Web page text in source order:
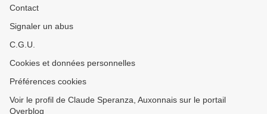
Contact
Signaler un abus
C.G.U.
Cookies et données personnelles
Préférences cookies
Voir le profil de Claude Speranza, Auxonnais sur le portail
Overblog